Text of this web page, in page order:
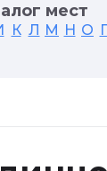
мест
К Л М Н О